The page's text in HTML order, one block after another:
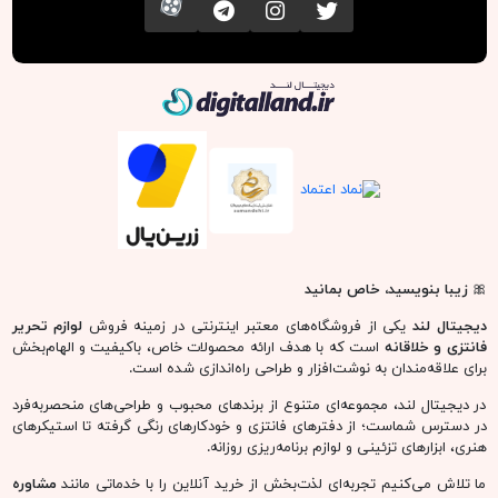
تویتر اینستاگرامکانال تلگرام
آپارات
🎀زیبا بنویسید، خاص بمانید
دیجیتال لند یکی از فروشگاه‌های معتبر اینترنتی در زمینه فروش لوازم تحریر
فانتزی و خلاقانه است که با هدف ارائه محصولات خاص، باکیفیت و الهام‌بخش
برای علاقه‌مندان به نوشت‌افزار و طراحی راه‌اندازی شده است.
در دیجیتال لند، مجموعه‌ای متنوع از برندهای محبوب و طراحی‌های منحصربه‌فرد
در دسترس شماست؛ از دفترهای فانتزی و خودکارهای رنگی گرفته تا استیکرهای
هنری، ابزارهای تزئینی و لوازم برنامه‌ریزی روزانه.
ما تلاش می‌کنیم تجربه‌ای لذت‌بخش از خرید آنلاین را با خدماتی مانندمشاوره